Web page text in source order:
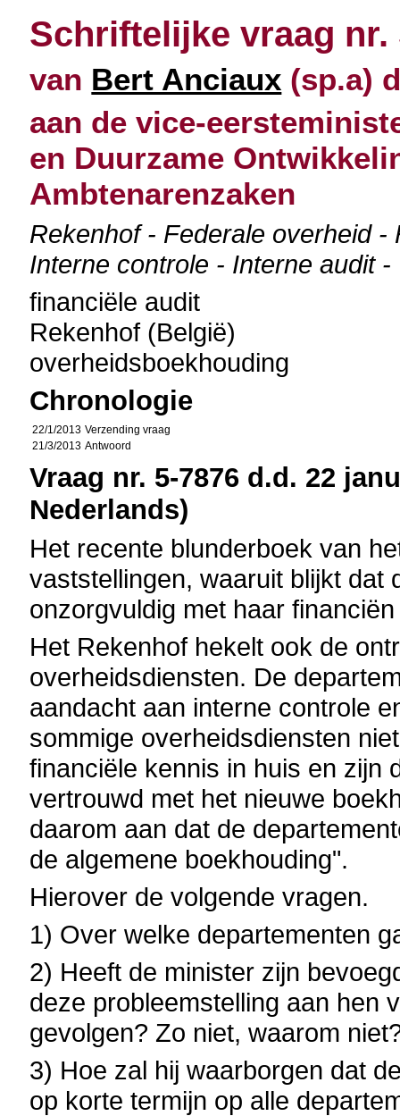
Schriftelijke vraag nr.
van Bert Anciaux (sp.a)
aan de vice-
en Duurzame
Ambtenarenzaken
Rekenhof - Federale overheid
Interne controle - Interne audit
financiële audit
Rekenhof (België)
overheidsboekhouding
Chronologie
22/1/2013 Verzending vraag
21/3/2013 Antwoord
Vraag nr. 5-7876 d.d. 22
Nederlands)
Het recente blunderboek van
vaststellingen, waaruit blijkt dat
onzorgvuldig met haar
Het Rekenhof hekelt ook de
overheidsdiensten. De
aandacht aan interne controle
sommige overheidsdiensten
financiële kennis in huis en zijn
vertrouwd met het nieuwe
daarom aan dat de
de algemene boekhouding".
Hierover de volgende vragen.
1) Over welke departementen
2) Heeft de minister zijn
deze probleemstelling aan hen
gevolgen? Zo niet, waarom
3) Hoe zal hij waarborgen dat
op korte termijn op alle